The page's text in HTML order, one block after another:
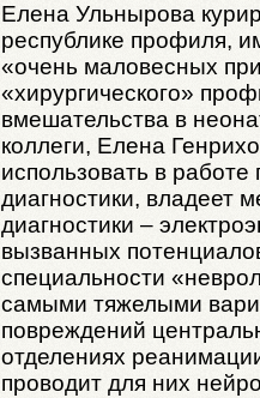
Елена Ульнырова
республике профиля,
«очень маловесных
«хирургического»
вмешательства в
коллеги, Елена
использовать в
диагностики, владеет
диагностики –
вызванных
специальности
самыми тяжелыми
повреждений
отделениях
проводит для них